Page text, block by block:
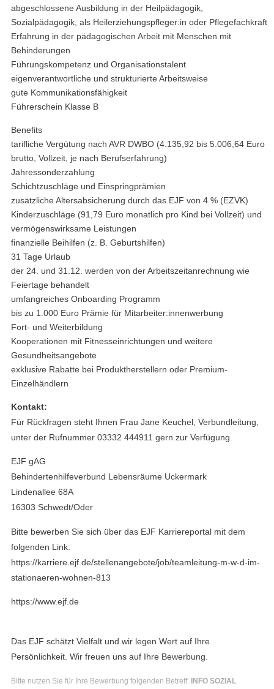
abgeschlossene Ausbildung in der Heilpädagogik,
Sozialpädagogik, als Heilerziehungspfleger:in oder Pflegefachkraft
Erfahrung in der pädagogischen Arbeit mit Menschen mit
Behinderungen
Führungskompetenz und Organisationstalent
eigenverantwortliche und strukturierte Arbeitsweise
gute Kommunikationsfähigkeit
Führerschein Klasse B
Benefits
tarifliche Vergütung nach AVR DWBO (4.135,92 bis 5.006,64 Euro
brutto, Vollzeit, je nach Berufserfahrung)
Jahressonderzahlung
Schichtzuschläge und Einspringprämien
zusätzliche Altersabsicherung durch das EJF von 4 % (EZVK)
Kinderzuschläge (91,79 Euro monatlich pro Kind bei Vollzeit) und
vermögenswirksame Leistungen
finanzielle Beihilfen (z. B. Geburtshilfen)
31 Tage Urlaub
der 24. und 31.12. werden von der Arbeitszeitanrechnung wie
Feiertage behandelt
umfangreiches Onboarding Programm
bis zu 1.000 Euro Prämie für Mitarbeiter:innenwerbung
Fort- und Weiterbildung
Kooperationen mit Fitnesseinrichtungen und weitere
Gesundheitsangebote
exklusive Rabatte bei Produktherstellern oder Premium-
Einzelhändlern
Kontakt:
Für Rückfragen steht Ihnen Frau Jane Keuchel, Verbundleitung,
unter der Rufnummer 03332 444911 gern zur Verfügung.
EJF gAG
Behindertenhilfeverbund Lebensräume Uckermark
Lindenallee 68A
16303 Schwedt/Oder
Bitte bewerben Sie sich über das EJF Karriereportal mit dem
folgenden Link:
https://karriere.ejf.de/stellenangebote/job/teamleitung-m-w-d-im-
stationaeren-wohnen-813
https://www.ejf.de
Das EJF schätzt Vielfalt und wir legen Wert auf Ihre
Persönlichkeit. Wir freuen uns auf Ihre Bewerbung.
Bitte nutzen Sie für Ihre Bewerbung folgenden Betreff:
INFO SOZIAL